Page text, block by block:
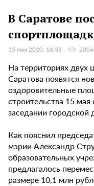
В Саратове
15 мая 2020, 16:38 2004
На территориях двух
Саратова появятся
оздоровительные
строительства 15
заседании городской
Как пояснил
мэрии Александр
образовательных
предлагалось
размере 10,1 млн